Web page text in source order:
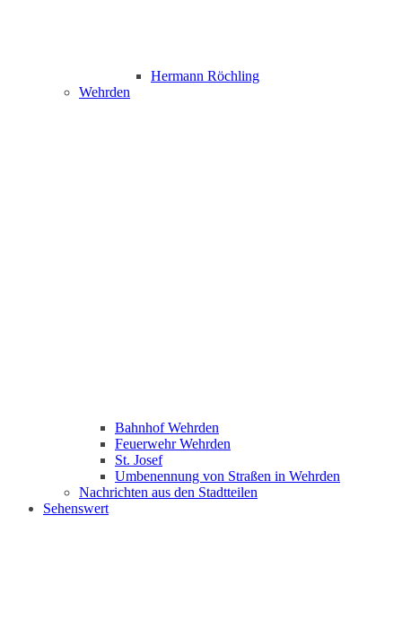
Hermann Röchling
Wehrden
Bahnhof Wehrden
Feuerwehr Wehrden
St. Josef
Umbenennung von Straßen in Wehrden
Nachrichten aus den Stadtteilen
Sehenswert